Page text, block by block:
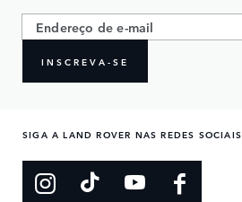
INSCREVA-SE
SIGA A LAND ROVER NAS REDES SOCIAIS